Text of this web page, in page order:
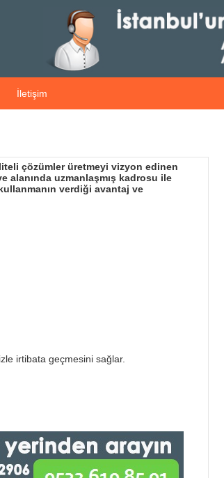
İletişim
çözümler üretmeyi vizyon edinen
alanında uzmanlaşmış kadrosu ile
verdiği avantaj ve
irtibata geçmesini sağlar.